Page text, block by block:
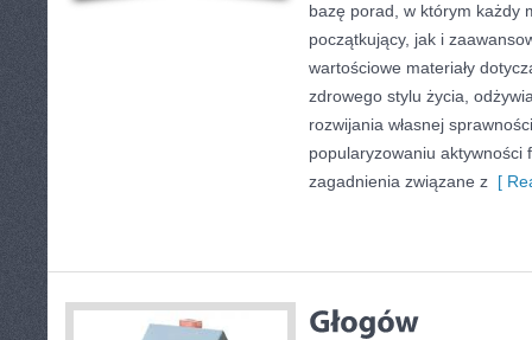
bazę porad, w którym każdy
początkujący, jak i
wartościowe materiały
zdrowego stylu życia,
rozwijania własnej
popularyzowaniu aktywności
zagadnienia związane z [